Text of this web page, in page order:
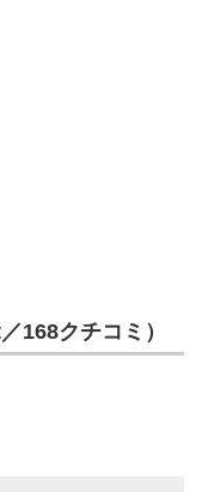
168クチコミ）